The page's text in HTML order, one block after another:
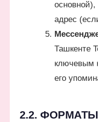
адрес
Ташкенте
ключевым
его
2.2.